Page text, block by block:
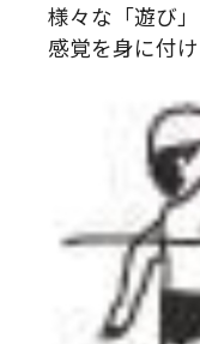
様々な「遊び
感覚を身に付け